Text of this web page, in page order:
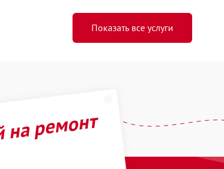
Показать все услуги
ремонт